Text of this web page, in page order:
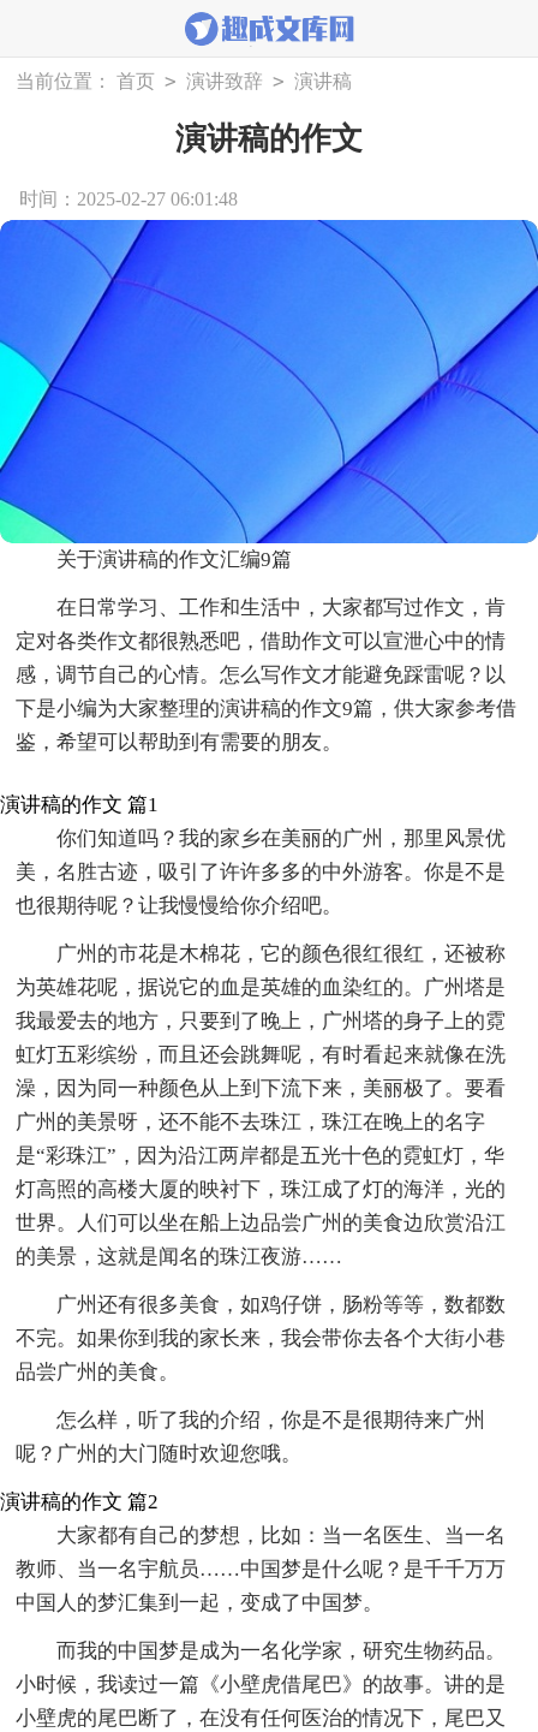
当前位置： 首页 > 演讲致辞 > 演讲稿
演讲稿的作文
时间：2025-02-27 06:01:48
关于演讲稿的作文汇编9篇
在日常学习、工作和生活中，大家都写过作文，肯
定对各类作文都很熟悉吧，借助作文可以宣泄心中的情
感，调节自己的心情。怎么写作文才能避免踩雷呢？以
下是小编为大家整理的演讲稿的作文9篇，供大家参考借
鉴，希望可以帮助到有需要的朋友。
演讲稿的作文 篇1
你们知道吗？我的家乡在美丽的广州，那里风景优
美，名胜古迹，吸引了许许多多的中外游客。你是不是
也很期待呢？让我慢慢给你介绍吧。
广州的市花是木棉花，它的颜色很红很红，还被称
为英雄花呢，据说它的血是英雄的血染红的。广州塔是
我最爱去的地方，只要到了晚上，广州塔的身子上的霓
虹灯五彩缤纷，而且还会跳舞呢，有时看起来就像在洗
澡，因为同一种颜色从上到下流下来，美丽极了。要看
广州的美景呀，还不能不去珠江，珠江在晚上的名字
是“彩珠江”，因为沿江两岸都是五光十色的霓虹灯，华
灯高照的高楼大厦的映衬下，珠江成了灯的海洋，光的
世界。人们可以坐在船上边品尝广州的美食边欣赏沿江
的美景，这就是闻名的珠江夜游……
广州还有很多美食，如鸡仔饼，肠粉等等，数都数
不完。如果你到我的家长来，我会带你去各个大街小巷
品尝广州的美食。
怎么样，听了我的介绍，你是不是很期待来广州
呢？广州的大门随时欢迎您哦。
演讲稿的作文 篇2
大家都有自己的梦想，比如：当一名医生、当一名
教师、当一名宇航员……中国梦是什么呢？是千千万万
中国人的梦汇集到一起，变成了中国梦。
而我的中国梦是成为一名化学家，研究生物药品。
小时候，我读过一篇《小壁虎借尾巴》的故事。讲的是
小壁虎的尾巴断了，在没有任何医治的情况下，尾巴又